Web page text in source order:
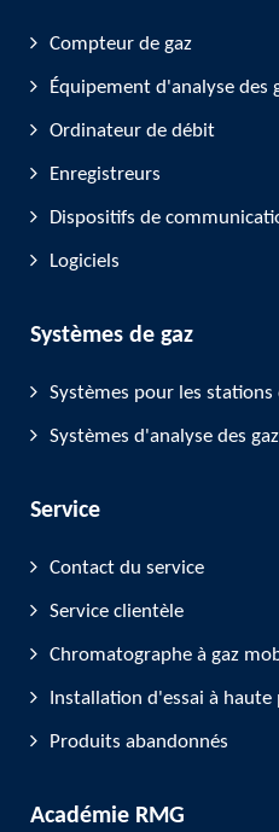
Compteur de gaz
Équipement d'analyse des
Ordinateur de débit
Enregistreurs
Dispositifs de
Logiciels
Systèmes de gaz
Systèmes pour les
Systèmes d'analyse des gaz
Service
Contact du service
Service clientèle
Chromatographe à gaz
Installation d'essai à haute
Produits abandonnés
Académie RMG